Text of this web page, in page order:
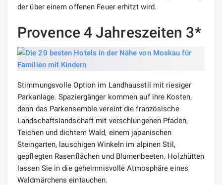
der über einem offenen Feuer erhitzt wird.
Provence 4 Jahreszeiten 3*
Stimmungsvolle Option im Landhausstil mit riesiger
Parkanlage. Spaziergänger kommen auf ihre Kosten,
denn das Parkensemble vereint die französische
Landschaftslandschaft mit verschlungenen Pfaden,
Teichen und dichtem Wald, einem japanischen
Steingarten, lauschigen Winkeln im alpinen Stil,
gepflegten Rasenflächen und Blumenbeeten. Holzhütten
lassen Sie in die geheimnisvolle Atmosphäre eines
Waldmärchens eintauchen.